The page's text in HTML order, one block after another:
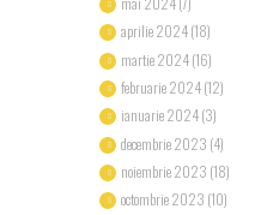
aprilie2024(18)
martie2024(16)
februarie2024(12)
ianuarie2024(3)
decembrie2023 (4)
noiembrie2023 (18)
octombrie2023 (10)